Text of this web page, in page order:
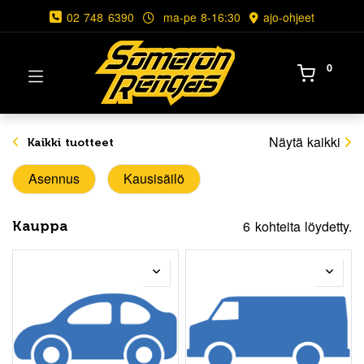
02 748 6390 ma-pe 8-16:30 ajo-ohjeet
0
Kaikki tuotteet
Näytä kaikki
Asennus
Kausisäilö
Kauppa 6 kohteita löydetty.